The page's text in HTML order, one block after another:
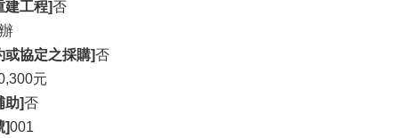
建工程]否
或協定之採購]否
元
助]否
]001